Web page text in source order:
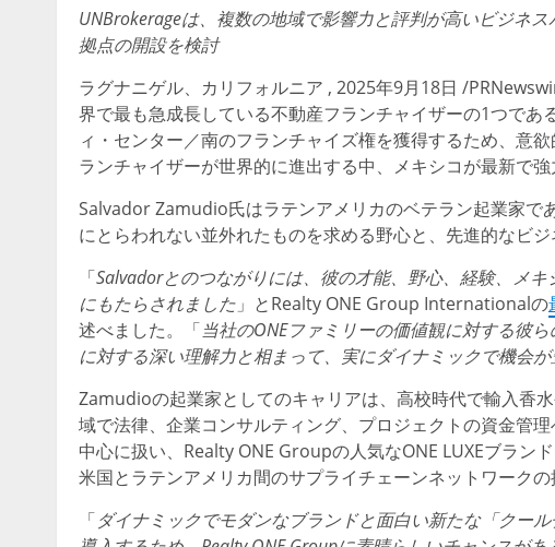
UNBrokerageは、複数の地域で影響力と評判が高いビジネ
拠点の開設を検討
ラグナニゲル、カリフォルニア , 2025年9月18日 /
界で最も急成長している不動産フランチャイザーの1つで
ィ・センター／南のフランチャイズ権を獲得するため、意
ランチャイザーが世界的に進出する中、メキシコが最新で
Salvador Zamudio氏はラテンアメリカのベテラン起業家で
にとらわれない並外れたものを求める野心と、先進的なビ
「Salvadorとのつながりには、彼の才能、野心、経験、メ
にもたらされました 」とRealty ONE Group Internationalの
述べました。「当社のONEファミリーの価値観に対する彼ら
に対する深い理解力と相まって、実にダイナミックで機会が
Zamudioの起業家としてのキャリアは、高校時代で輸入香
域で法律、企業コンサルティング、プロジェクトの資金管
中心に扱い、Realty ONE Groupの人気なONE LUXEブラン
米国とラテンアメリカ間のサプライチェーンネットワークの
「ダイナミックでモダンなブランドと面白い新たな「クー